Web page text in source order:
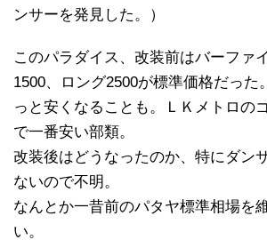
ンサーを発見した。）
このパラダイス、改装前はバーファ
1500、ロング2500が標準価格だった
っと安くなることも。ＬＫメトロの
で一番安い部類。
改装後はどうなったのか、特にダン
ないので不明。
なんとか一昔前のパタヤ標準相場を
い。